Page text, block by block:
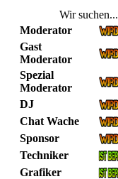
Wir suchen...
Moderator
Gast
Moderator
Spezial
Moderator
DJ
Chat Wache
Sponsor
Techniker
Grafiker